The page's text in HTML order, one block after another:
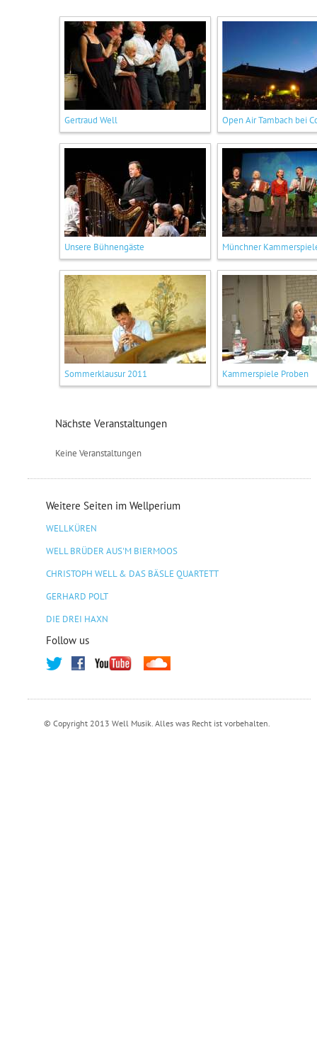
Gertraud Well Open Air Tambach bei
Unsere Bühnengäste Münchner
Sommerklausur 2011 Kammerspiele Proben
Nächste Veranstaltungen
Keine Veranstaltungen
Weitere Seiten im Wellperium
WELLKÜREN
WELL BRÜDER AUS'M BIERMOOS
CHRISTOPH WELL & DAS BÄSLE QUARTETT
GERHARD POLT
DIE DREI HAXN
Follow us
© Copyright 2013 Well Musik. Alles was Recht ist vorbehalten.